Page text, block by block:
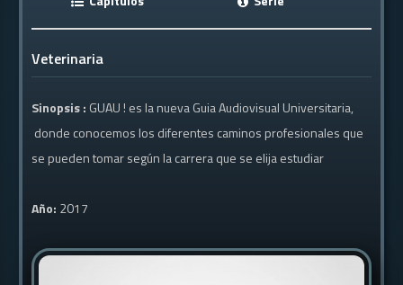
Veterinaria
Sinopsis : GUAU ! es la nueva Guia Audiovisual Universitaria,
donde conocemos los diferentes caminos profesionales que
se pueden tomar según la carrera que se elija estudiar
Año: 2017